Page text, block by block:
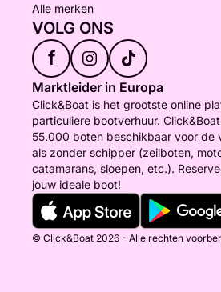
Alle merken
VOLG ONS
f
Marktleider in Europa
Click&Boat is het grootste online
particuliere bootverhuur.
55.000 boten beschikbaar voor de
als zonder schipper (zeilboten,
catamarans, sloepen, etc.).
jouw ideale boot!
© Click&Boat 2026 - Alle rechten